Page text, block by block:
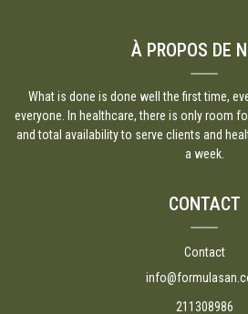
À PROPOS DE
What is done is done well the first time,
everyone. In healthcare, there is only room
and total availability to serve clients and
a week.
CONTACT
Contact
211308986